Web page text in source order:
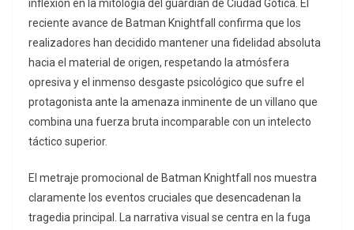
inflexión en la mitología del guardián de Ciudad Gótica. El
reciente avance de Batman Knightfall confirma que los
realizadores han decidido mantener una fidelidad absoluta
hacia el material de origen, respetando la atmósfera
opresiva y el inmenso desgaste psicológico que sufre el
protagonista ante la amenaza inminente de un villano que
combina una fuerza bruta incomparable con un intelecto
táctico superior.
El metraje promocional de Batman Knightfall nos muestra
claramente los eventos cruciales que desencadenan la
tragedia principal. La narrativa visual se centra en la fuga